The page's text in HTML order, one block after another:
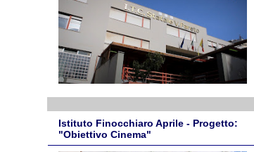
Istituto Finocchiaro Aprile - Progetto:
"Obiettivo Cinema"